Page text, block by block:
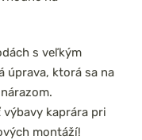
s veľkým
úprava, ktorá sa na
kaprára pri
montáží!